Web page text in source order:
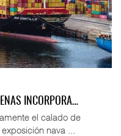
INCORPORA…
el calado de
nava ...